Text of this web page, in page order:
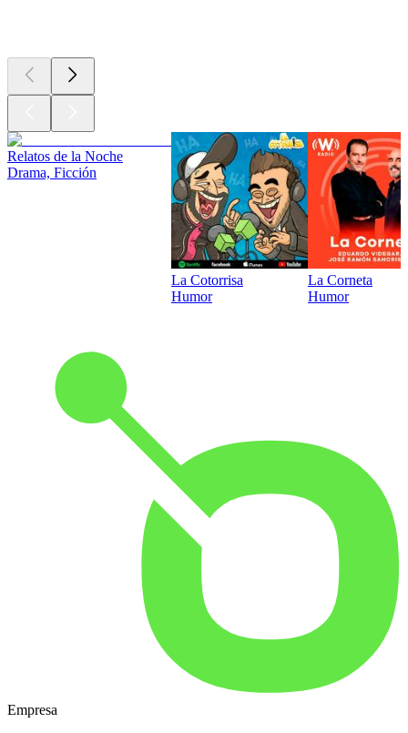
Relatos de la Noche
Drama, Ficción
La Cotorrisa
Humor
La Corneta
Humor
Empresa